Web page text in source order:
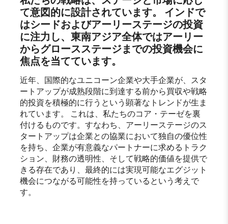
て意図的に設計されています。 インドで
はシードおよびアーリーステージの投資
に注力し、東南アジア全体ではアーリー
からグロースステージまでの投資機会に
焦点を当てています。
近年、国際的なユニコーン企業や大手企業が、スタ
ートアップが成熟段階に到達する前から買収や戦略
的投資を積極的に行うという顕著なトレンドが生ま
れています。 これは、私たちのコア・テーゼを裏
付けるものです。すなわち、アーリーステージのス
タートアップは企業との協業において独自の優位性
を持ち、企業が有意義なパートナーに求めるトラク
ション、財務の透明性、そして戦略的価値を提供で
きる存在であり、最終的には実現可能なエグジット
機会につながる可能性を持っているという考えで
す。